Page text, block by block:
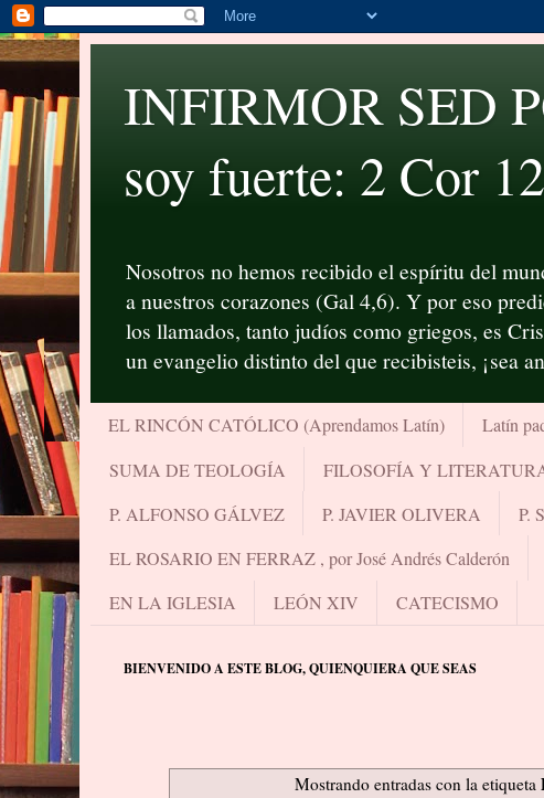
INFIRMOR SED
soy fuerte: 2 Cor
Nosotros no hemos recibido el espíritu del
a nuestros corazones (Gal 4,6). Y por eso
los llamados, tanto judíos como griegos, es
un evangelio distinto del que recibisteis, ¡sea
EL RINCÓN CATÓLICO (Aprendamos Latín) Latín
SUMA DE TEOLOGÍA
FILOSOFÍA Y
P. ALFONSO GÁLVEZ
P. JAVIER OLIVERA P.
EL ROSARIO EN FERRAZ , por José Andrés Calderón
EN LA IGLESIA
LEÓN XIV CATECISMO
BIENVENIDO A ESTE BLOG, QUIENQUIERA QUE SEAS
Mostrando entradas con la etiqueta